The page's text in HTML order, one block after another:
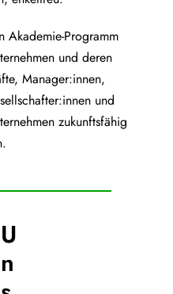
Akademie-Programm
und deren
Manager:innen,
und
zukunftsfähig
U
n